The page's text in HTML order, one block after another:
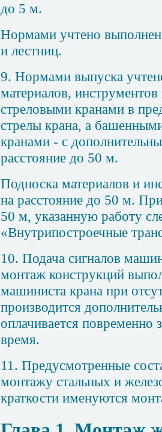
до 5 м.
Нормами учтено
и лестниц.
9. Нормами выпуска
материалов,
стреловыми кранами в
стрелы крана, а
кранами - с
расстояние до 50 м.
Подноска материалов и
на расстояние до 50 м.
50 м, указанную работу
«Внутрипостроечные
10. Подача сигналов
монтаж конструкций
машиниста крана при
производится
оплачивается повременно
время.
11 . Предусмотренные
монтажу стальных и
краткости именуются